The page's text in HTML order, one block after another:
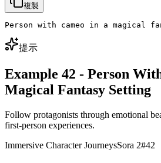
複製
Person with cameo in a magical
提示
Example 42 - Person
Magical Fantasy Setting
Follow protagonists through emotional
first-person experiences.
Immersive Character JourneysSora 2#42